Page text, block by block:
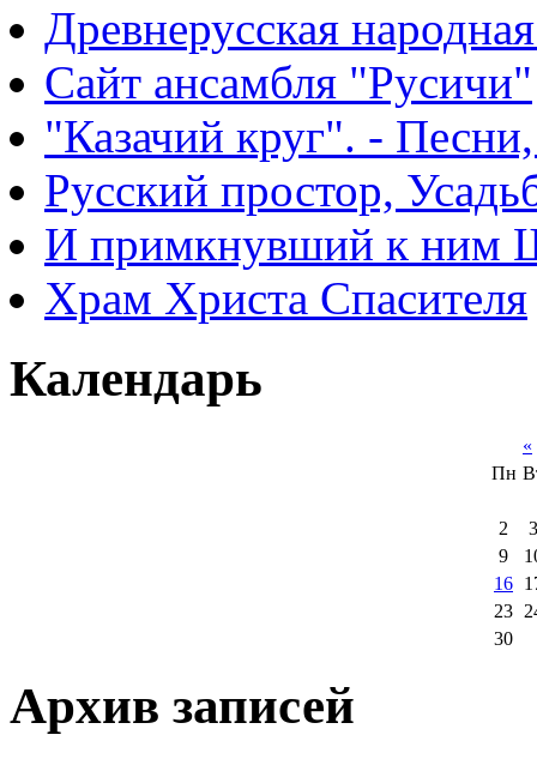
Древнерусская
Сайт ансамбля "Русичи"
"Казачий круг". -
Русский простор,
И примкнувший к ним
Храм Христа Спасителя
Календарь
«
Пн
2
3
9
16
23
30
Архив записей